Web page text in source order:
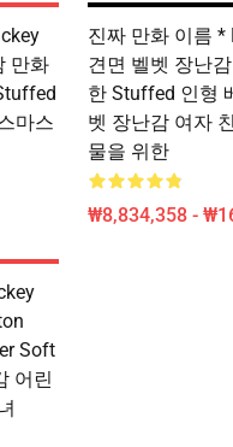
만화
마스
진짜 만화 이름 *
견면 벨벳 장난
한 Stuffed 인형
벳 장난감 여자
물을 위한
₩8,834,358 -
Soft
어린